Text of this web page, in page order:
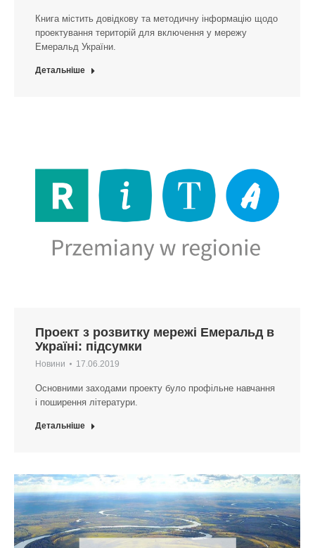
Книга містить довідкову та методичну інформацію щодо
проектування територій для включення у мережу
Емеральд України.
Детальніше
Проект з розвитку мережі Емеральд в
Україні: підсумки
Новини 17.06.2019
Основними заходами проекту було профільне навчання
і поширення літератури.
Детальніше